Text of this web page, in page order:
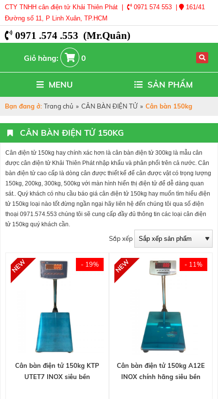
CTY TNHH cân điện tử Khải Thiên Phát | 0971 574 553 |
161/41
Đường số 11, P Linh Xuân, TP.HCM
0971 .574 .553 (Mr.Quân)
Giỏ hàng: 0
MENU SẢN PHẨM
Bạn đang ở: Trang chủ » CÂN BÀN ĐIỆN TỬ » Cân bàn 150kg
CÂN BÀN ĐIỆN TỬ 150KG
Cân điện tử 150kg hay chính xác hơn là cân bàn điện tử 300kg là mẫu cân
được cân điện tử Khải Thiên Phát nhập khẩu và phân phối trên cả nước. Cân
bàn điện tử cao cấp là dòng cân được thiết kế để cân được vật có trọng lượng
150kg, 200kg, 300kg, 500kg với màn hình hiển thị điện tử để dễ dàng quan
sát.. Quý khách có nhu cầu báo giá cân điện tử 150kg hay muốn tìm hiểu điện
tử 150kg loại nào tốt đừng ngần ngại hãy liên hệ đến chúng tôi qua số điện
thoại 0971.574.553 chúng tôi sẽ cung cấp đầy đủ thông tin các loại cân điện
tử 150kg quý khách cần.
Sắp xếp
- 19%
Cân bàn điện tử 150kg KTP
UTET7 INOX siêu bền
- 11%
Cân bàn điện tử 150kg A12E
INOX chính hãng siêu bền